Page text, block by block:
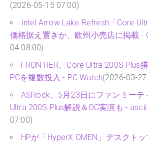
(2026-05-15 07:00)
Intel Arrow Lake Refresh「Core
価格据え置きか、欧州小売店に掲載 -
04 08:00)
FRONTIER、Core Ultra 200S Plus
PCを複数投入 - PC Watch(2026-03-
ASRock、5月23日にファンミーテ
Ultra 200S Plus解説＆OC実演も -
07:00)
HPが「HyperX OMEN」デスクト